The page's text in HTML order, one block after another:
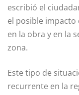
escribió el
el posible
en la obra y en la
zona.
Este tipo de
recurrente en la